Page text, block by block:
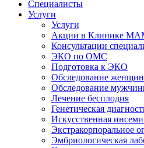
Специалисты
Услуги
Услуги
Акции в Клинике
Консультации
ЭКО по ОМС
Подготовка к ЭКО
Обследование
Обследование
Лечение бесплодия
Генетическая
Искусственная
Экстракорпоральное
Эмбриологическая